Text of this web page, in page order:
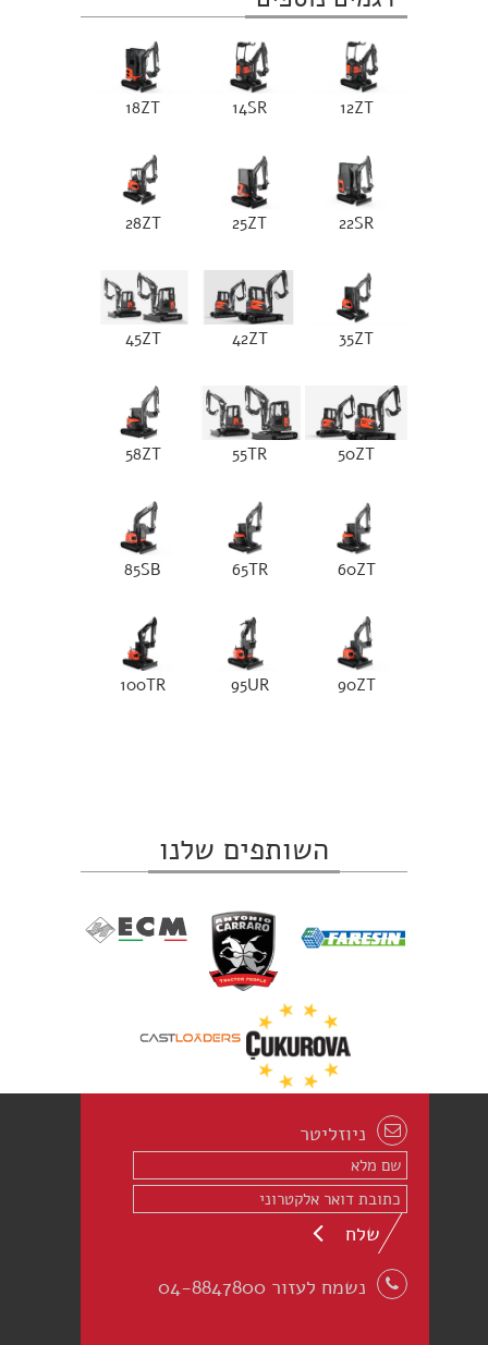
12ZT
14SR
18ZT
22SR
25ZT
28ZT
35ZT
42ZT
45ZT
50ZT
55TR
58ZT
60ZT
65TR
85SB
90ZT
95UR
100TR
השותפים שלנו
ניוזליטר
שלח
נשמח לעזור 04-8847800